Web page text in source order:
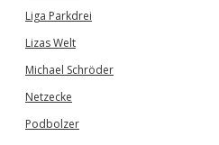
Liga Parkdrei
Lizas Welt
Michael Schröder
Netzecke
Podbolzer